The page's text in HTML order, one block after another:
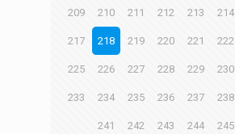
209 210 211 212 213 214
217 218 219 220 221 222
225 226 227 228 229 230
233 234 235 236 237 238
241 242 243 244 245